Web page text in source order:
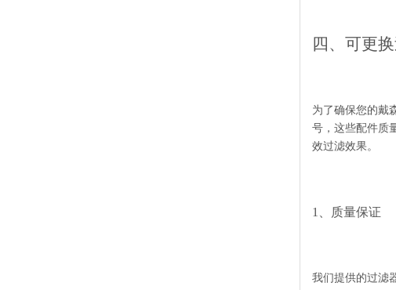
四、可更
为了确保您的戴
号，这些配件质
效过滤效果。
1、质量保证
我们提供的过滤